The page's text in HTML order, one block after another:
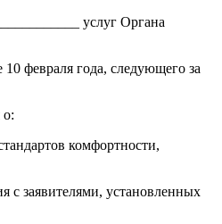
услуг Органа
февраля года, следующего за
о:
комфортности,
с заявителями, установленных